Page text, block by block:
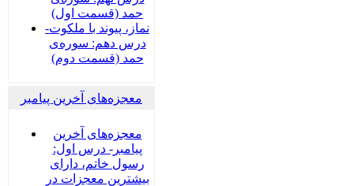
حمد (قسمت اول)
نماز، پیوند با ملکوت-
درس دهم: سوره‌ی
حمد (قسمت دوم)
معجزه‌های آخرین پیامبر
معجزه‌های آخرین
پیامبر- درس اول:
رسول خاتم، دارای
بیشترین معجزات در